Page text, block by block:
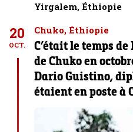
Yirgalem, Éthiopie
20
OCT.
Chuko, Éthiopie
C’était le temps
de Chuko en
Dario Guistino,
étaient en poste à